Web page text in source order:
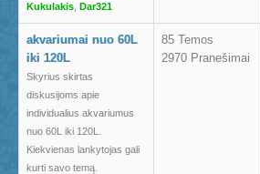
Kukulakis Dar321
akvariumai nuo 60L
iki 120L
Skyrius skirtas
diskusijoms apie
individualius akvariumus
nuo 60L iki 120L.
Kiekvienas lankytojas gali
kurti savo temą.
85 Temos
2970 Pranešimai